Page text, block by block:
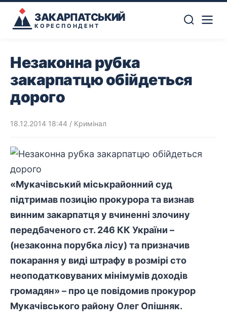
ЗАКАРПАТСЬКИЙ
КОРЕСПОНДЕНТ
Незаконна рубка
закарпатцю обійдеться
дорого
18.12.2014 18:44 / Кримінал
«Мукачівський міськрайонний суд
підтримав позицію прокурора та визнав
винним закарпатця у вчиненні злочину
передбаченого ст. 246 КК України –
(незаконна порубка лісу) та призначив
покарання у виді штрафу в розмірі сто
неоподатковуваних мінімумів доходів
громадян» – про це повідомив прокурор
Мукачівського району Олег Опішняк.